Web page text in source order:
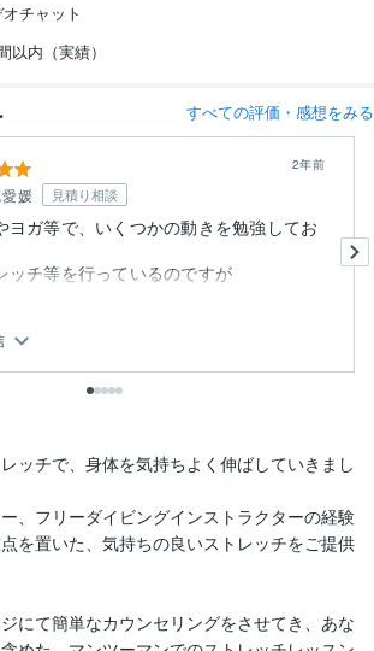
オチャット
以内（実績）
すべての評価・感想をみる
媛 見積り相談
2年前
ヨガ等で、いくつかの動きを勉強してお
ッチ等を行っているのですが
...
ッチで、身体を気持ちよく伸ばしていきまし
、フリーダイビングインストラクターの経験
を置いた、気持ちの良いストレッチをご提供
にて簡単なカウンセリングをさせてき、あな